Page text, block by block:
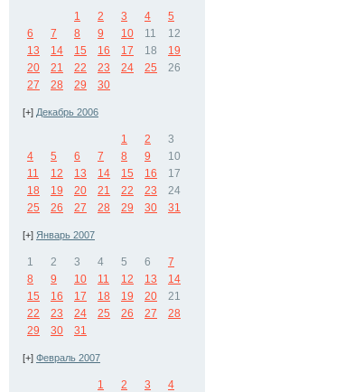
1 2 3 4
5
6
7 8 9 10 11
12
13
14 15 16 17 18
19
20
21 22 23 24 25
26
27
28 29 30
[+] Декабрь 2006
1 2
3
4
5 6 7 8 9
10
11
12 13 14 15 16
17
18
19 20 21 22 23
24
25
26 27 28 29 30 31
[+] Январь 2007
1 2 3 4 5 6
7
8
9 10 11 12 13
14
15
16 17 18 19 20
21
22
23 24 25 26 27
28
29
30 31
[+] Февраль 2007
1 2 3
4